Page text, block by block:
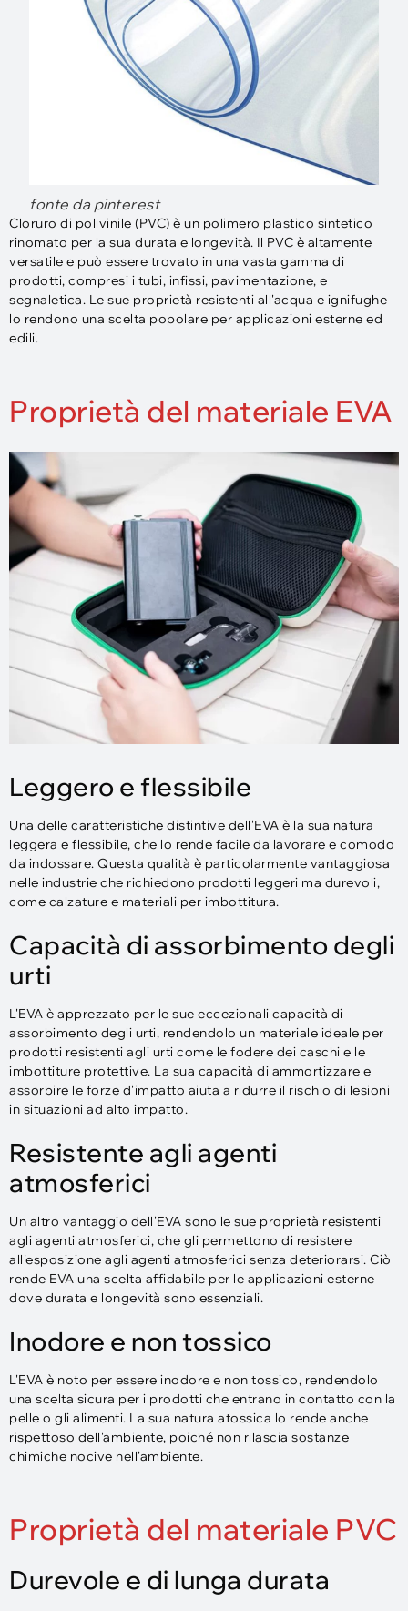
fonte da pinterest
Cloruro di polivinile (PVC) è un polimero plastico sintetico
rinomato per la sua durata e longevità. Il PVC è altamente
versatile e può essere trovato in una vasta gamma di
prodotti, compresi i tubi, infissi, pavimentazione, e
segnaletica. Le sue proprietà resistenti all'acqua e ignifughe
lo rendono una scelta popolare per applicazioni esterne ed
edili.
Proprietà del materiale EVA
Leggero e flessibile
Una delle caratteristiche distintive dell'EVA è la sua natura
leggera e flessibile, che lo rende facile da lavorare e comodo
da indossare. Questa qualità è particolarmente vantaggiosa
nelle industrie che richiedono prodotti leggeri ma durevoli,
come calzature e materiali per imbottitura.
Capacità di assorbimento degli
urti
L'EVA è apprezzato per le sue eccezionali capacità di
assorbimento degli urti, rendendolo un materiale ideale per
prodotti resistenti agli urti come le fodere dei caschi e le
imbottiture protettive. La sua capacità di ammortizzare e
assorbire le forze d'impatto aiuta a ridurre il rischio di lesioni
in situazioni ad alto impatto.
Resistente agli agenti
atmosferici
Un altro vantaggio dell'EVA sono le sue proprietà resistenti
agli agenti atmosferici, che gli permettono di resistere
all'esposizione agli agenti atmosferici senza deteriorarsi. Ciò
rende EVA una scelta affidabile per le applicazioni esterne
dove durata e longevità sono essenziali.
Inodore e non tossico
L'EVA è noto per essere inodore e non tossico, rendendolo
una scelta sicura per i prodotti che entrano in contatto con la
pelle o gli alimenti. La sua natura atossica lo rende anche
rispettoso dell'ambiente, poiché non rilascia sostanze
chimiche nocive nell'ambiente.
Proprietà del materiale PVC
Durevole e di lunga durata